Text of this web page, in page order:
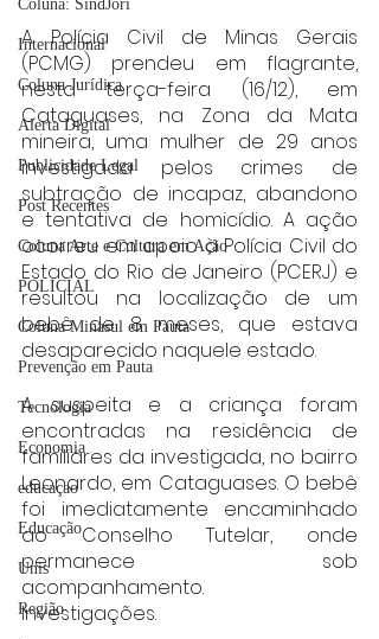
Coluna: SindJori
Internacional
Coluna Jurídica
Alerta Digital
Publicidade Legal
Post Recentes
Coluna Arte e Cultura em Ação
POLICIAL
Coluna Minasul em Pauta
Prevenção em Pauta
Tecnologia
Economia
educaçao
Educação
Unis
Região
A Polícia Civil de Minas Gerais
(PCMG) prendeu em flagrante,
nesta terça-feira (16/12), em
Cataguases, na Zona da Mata
mineira, uma mulher de 29 anos
investigada pelos crimes de
subtração de incapaz, abandono
e tentativa de homicídio. A ação
ocorreu em apoio à Polícia Civil do
Estado do Rio de Janeiro (PCERJ) e
resultou na localização de um
bebê de 8 meses, que estava
desaparecido naquele estado.
A suspeita e a criança foram
encontradas na residência de
familiares da investigada, no bairro
Leonardo, em Cataguases. O bebê
foi imediatamente encaminhado
ao Conselho Tutelar, onde
permanece sob
acompanhamento.
Investigações.